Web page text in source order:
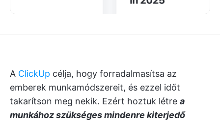
A ClickUp célja, hogy forradalmasítsa az
emberek munkamódszereit, és ezzel időt
takarítson meg nekik. Ezért hoztuk létre a
munkához szükséges mindenre kiterjedő